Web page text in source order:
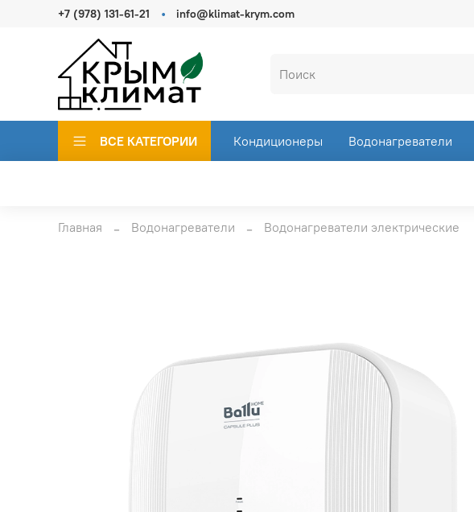
+7 (978) 131-61-21 info@klimat-krym.com
ВСЕ КАТЕГОРИИ Кондиционеры Водонагреватели
Главная Водонагреватели Водонагреватели электрические